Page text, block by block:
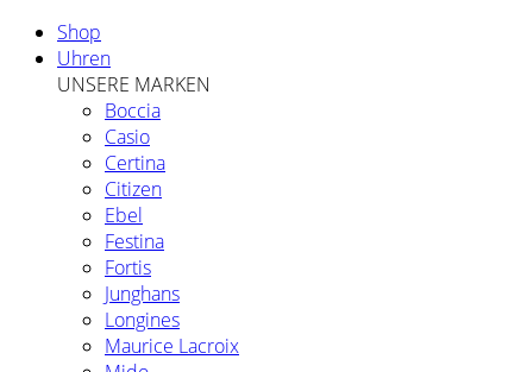
Shop
Uhren
UNSERE MARKEN
Boccia
Casio
Certina
Citizen
Ebel
Festina
Fortis
Junghans
Longines
Maurice Lacroix